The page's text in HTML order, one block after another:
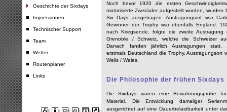
Geschichte der Sixdays
Impressionen
Technischer Support
Team
Wetter
Routenplaner
Links
Noch bevor 1920 die ersten
motorisierte Zweiräder aufgestellt wurden, wurden
Six Days ausgetragen. Austragungsort war
Gewinner der Trophy war ebenfalls England.
nach Kriegsende, folgte die zweite Austragung
Grenoble / Schweiz, welche die Schweizer
Danach fanden jährlich Austragungen statt.
erstmals Deutschland die Trophy. Austragungsort
Wells / Wales.
Die Philosophie der frühen Sixdays
Die Sixdays waren eine Bewährungsprobe
Material. Die Entwicklung damaliger
ausgerichtet auf eine Dauerbelastbarkeit unter